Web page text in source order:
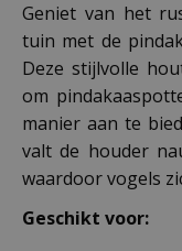
Geniet van het
tuin met de
Deze stijlvolle
om
manier aan te
valt de houder
waardoor vogels
Geschikt voor: